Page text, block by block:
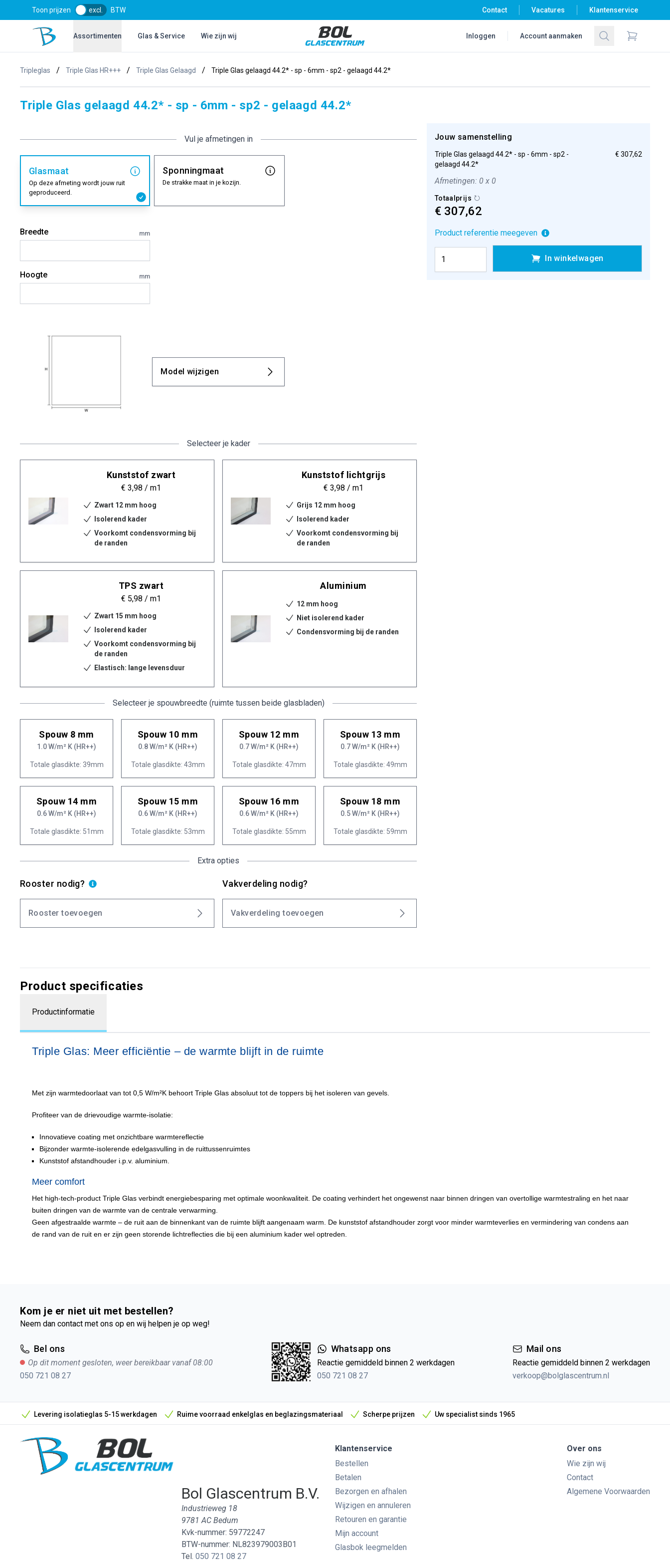
Toon prijzen excl. BTW Contact Vacatures Klantenservice
Bol Glascentrum B.V.Assortimenten Glas & Service Wie zijn wij
Bol Glascentrum B.V.
Inloggen Account aanmaken Zoeken
Items in
Tripleglas / Triple Glas HR+++ / Triple Glas Gelaagd / Triple Glas gelaagd 44.2* - sp - 6mm - sp2 - gelaagd 44.2*
Triple Glas gelaagd 44.2* - sp - 6mm - sp2 - gelaagd 44.2*
Vul je afmetingen in
Glasmaat
Op deze afmeting wordt jouw ruit
geproduceerd.
Sponningmaat
De strakke maat in je kozijn.
Breedte mm
Hoogte mm
Model wijzigen
Selecteer je kader
Kunststof zwart
€ 3,98 / m1
Zwart 12 mm hoog
Isolerend kader
Voorkomt condensvorming bij
de randen
Kunststof lichtgrijs
€ 3,98 / m1
Grijs 12 mm hoog
Isolerend kader
Voorkomt condensvorming bij
de randen
TPS zwart
€ 5,98 / m1
Zwart 15 mm hoog
Isolerend kader
Voorkomt condensvorming bij
de randen
Elastisch: lange levensduur
Aluminium
12 mm hoog
Niet isolerend kader
Condensvorming bij de randen
Selecteer je spouwbreedte (ruimte tussen beide glasbladen)
Spouw 8 mm
1.0 W/m² K (HR++)
Totale glasdikte: 39mm
Spouw 10 mm
0.8 W/m² K (HR++)
Totale glasdikte: 43mm
Spouw 12 mm
0.7 W/m² K (HR++)
Totale glasdikte: 47mm
Spouw 13 mm
0.7 W/m² K (HR++)
Totale glasdikte: 49mm
Spouw 14 mm
0.6 W/m² K (HR++)
Totale glasdikte: 51mm
Spouw 15 mm
0.6 W/m² K (HR++)
Totale glasdikte: 53mm
Spouw 16 mm
0.6 W/m² K (HR++)
Totale glasdikte: 55mm
Spouw 18 mm
0.5 W/m² K (HR++)
Totale glasdikte: 59mm
Extra opties
Rooster nodig?
Rooster toevoegen
Vakverdeling nodig?
Vakverdeling toevoegen
Jouw samenstelling
Triple Glas gelaagd 44.2* - sp - 6mm - sp2 -
gelaagd 44.2*
€ 307,62
Afmetingen: 0 x 0
Totaalprijs
€ 307,62
Product referentie meegeven
In winkelwagen
Product specificaties
Productinformatie
Triple Glas: Meer efficiëntie – de warmte blijft in de ruimte
Met zijn warmtedoorlaat van tot 0,5 W/m²K behoort Triple Glas absoluut tot de toppers bij het isoleren van gevels.
Profiteer van de drievoudige warmte-isolatie:
Innovatieve coating met onzichtbare warmtereflectie
Bijzonder warmte-isolerende edelgasvulling in de ruittussenruimtes
Kunststof afstandhouder i.p.v. aluminium.
Meer comfort
Het high-tech-product Triple Glas verbindt energiebesparing met optimale woonkwaliteit. De coating verhindert het ongewenst naar binnen dringen van overtollige warmtestraling en het naar
buiten dringen van de warmte van de centrale verwarming.
Geen afgestraalde warmte – de ruit aan de binnenkant van de ruimte blijft aangenaam warm. De kunststof afstandhouder zorgt voor minder warmteverlies en vermindering van condens aan
de rand van de ruit en er zijn geen storende lichtreflecties die bij een aluminium kader wel optreden.
Kom je er niet uit met bestellen?
Neem dan contact met ons op en wij helpen je op weg!
Bel ons
Op dit moment gesloten, weer bereikbaar vanaf 08:00
050 721 08 27
Whatsapp ons
Reactie gemiddeld binnen 2 werkdagen
050 721 08 27
Mail ons
Reactie gemiddeld binnen 2 werkdagen
verkoop@bolglascentrum.nl
Levering isolatieglas 5-15 werkdagen Ruime voorraad enkelglas en beglazingsmateriaal Scherpe prijzen Uw specialist sinds 1965
Bol Glascentrum B.V.
Industrieweg 18
9781 AC Bedum
Kvk-nummer: 59772247
BTW-nummer: NL823979003B01
Tel. 050 721 08 27
Klantenservice
Bestellen
Betalen
Bezorgen en afhalen
Wijzigen en annuleren
Retouren en garantie
Mijn account
Glasbok leegmelden
Over ons
Wie zijn wij
Contact
Algemene Voorwaarden